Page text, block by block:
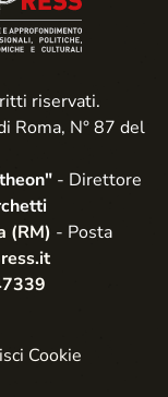
riservati.
Roma, N° 87 del
- Direttore
(RM) - Posta
Cookie